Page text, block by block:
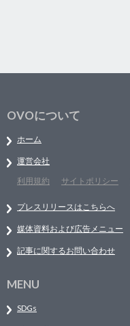
OVOについて
ホーム
運営会社
利用規約
サイトポリシー
プレスリリースはこちらへ
媒体資料および広告メニュー
記事に関するお問い合わせ
MENU
SDGs